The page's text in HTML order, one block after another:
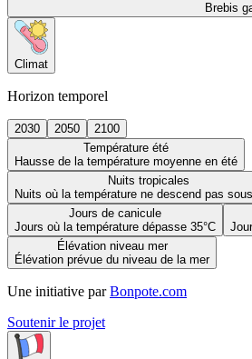
Brebis
Climat
Horizon temporel
2030 2050
2100
Température été
Hausse de la température moyenne en été
Nuits tropicales
Nuits où la température ne descend pas
Jours de canicule
Jours où la température dépasse 35°C
Élévation niveau mer
Élévation prévue du niveau de la mer
Une initiative par Bonpote.com
Soutenir le projet